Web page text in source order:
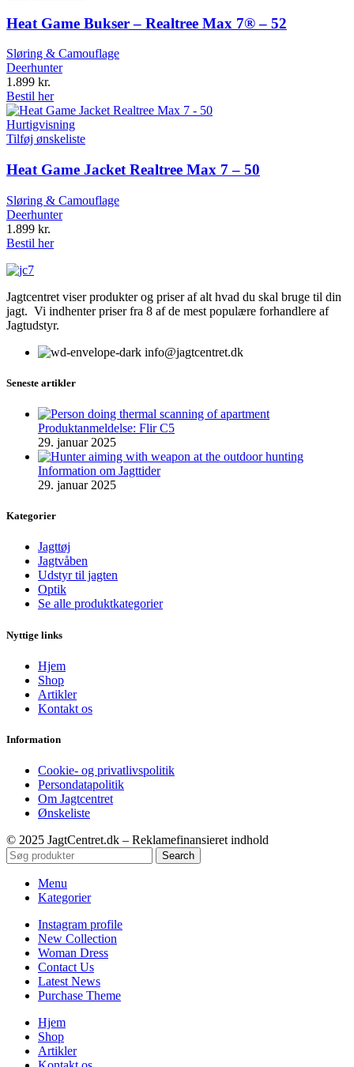
Heat Game Bukser – Realtree Max 7® – 52
Sløring & Camouflage
Deerhunter
1.899 kr.
Bestil her
Hurtigvisning
Tilføj ønskeliste
Heat Game Jacket Realtree Max 7 – 50
Sløring & Camouflage
Deerhunter
1.899 kr.
Bestil her
Jagtcentret viser produkter og priser af alt hvad du skal bruge til din
jagt. Vi indhenter priser fra 8 af de mest populære forhandlere af
Jagtudstyr.
info@jagtcentret.dk
Seneste artikler
Produktanmeldelse: Flir C5
29. januar 2025
Information om Jagttider
29. januar 2025
Kategorier
Jagttøj
Jagtvåben
Udstyr til jagten
Optik
Se alle produktkategorier
Nyttige links
Hjem
Shop
Artikler
Kontakt os
Information
Cookie- og privatlivspolitik
Persondatapolitik
Om Jagtcentret
Ønskeliste
© 2025 JagtCentret.dk – Reklamefinansieret indhold
Search
Menu
Kategorier
Instagram profile
New Collection
Woman Dress
Contact Us
Latest News
Purchase Theme
Hjem
Shop
Artikler